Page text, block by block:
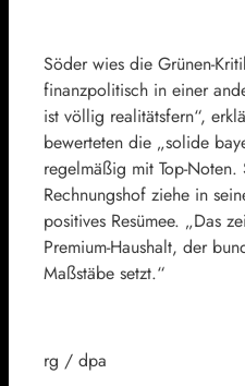
Söder wies die Grünen-
finanzpolitisch in einer
ist völlig realitätsfern“,
bewerteten die „solide
regelmäßig mit Top-
Rechnungshof ziehe in
positives Resümee. „Das
Premium-Haushalt, der
Maßstäbe setzt.“
rg / dpa